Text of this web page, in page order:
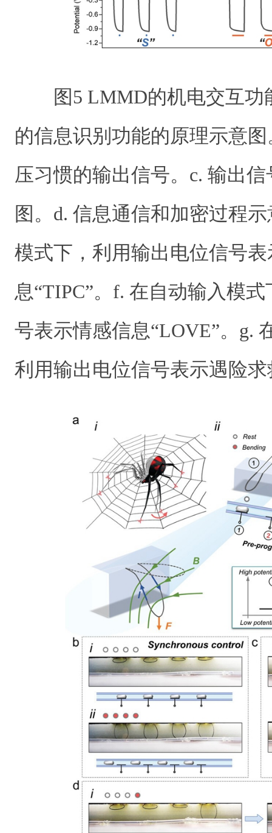
图5 LMMD的机电交互功
的信息识别功能的原理示意图
压习惯的输出信号。 c. 输出信
图。 d. 信息通信和加密过程
模式下，利用输出电位信号
息“TIPC”。 f. 在自动输入模
号表示情感信息“LOVE”。 g.
利用输出电位信号表示遇险